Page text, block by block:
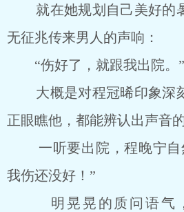
就在她规划自己美好的
无征兆传来男人的声响：
“伤好了，就跟我出院。”
大概是对程冠晞印象深
正眼瞧他，都能辨认出声音
一听要出院，程晚宁自
我伤还没好！”
明晃晃的质问语气，